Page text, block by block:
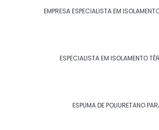
EMPRESA ESPECIALISTA EM
ESPECIALISTA EM ISOLAMENTO
ESPUMA DE POLIURETANO